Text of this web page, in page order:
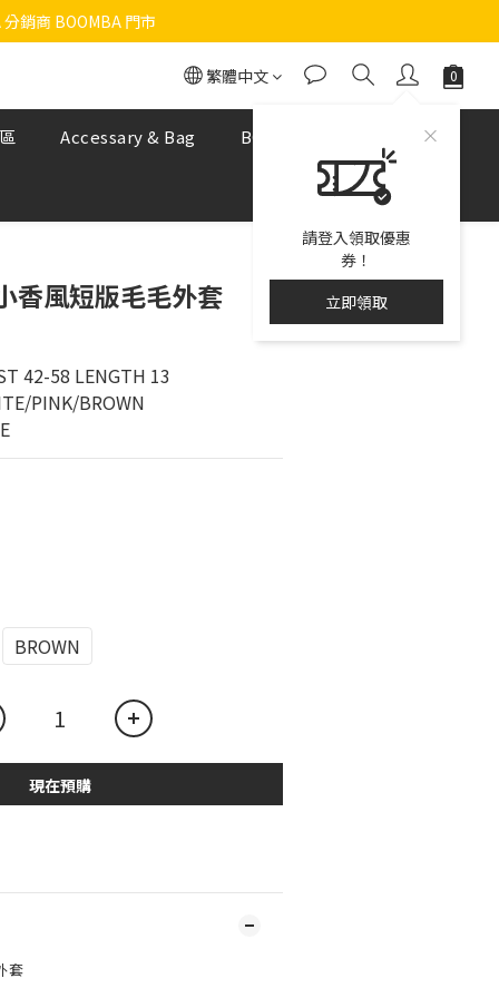
銷商 BOOMBA 門市
繁體中文
請登入領取優惠
券！
立即領取
Accessary & Bag BOOMBA NUDE BRA
香風短版毛毛外套
42-58 LENGTH 13
PINK/BROWN
BROWN
現在預購
套